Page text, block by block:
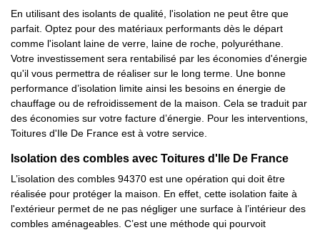
En utilisant des isolants de qualité, l'isolation ne peut être que
parfait. Optez pour des matériaux performants dès le départ
comme l'isolant laine de verre, laine de roche, polyuréthane.
Votre investissement sera rentabilisé par les économies d'énergie
qu'il vous permettra de réaliser sur le long terme. Une bonne
performance d’isolation limite ainsi les besoins en énergie de
chauffage ou de refroidissement de la maison. Cela se traduit par
des économies sur votre facture d’énergie. Pour les interventions,
Toitures d'Ile De France est à votre service.
Isolation des combles avec Toitures d'Ile De France
L’isolation des combles 94370 est une opération qui doit être
réalisée pour protéger la maison. En effet, cette isolation faite à
l'extérieur permet de ne pas négliger une surface à l’intérieur des
combles aménageables. C’est une méthode qui pourvoit